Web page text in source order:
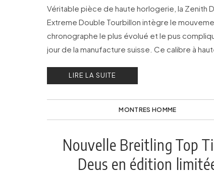
Véritable pièce de haute horlogerie, la Zenith
Extreme Double Tourbillon intègre le
chronographe le plus évolué et le pus
jour de la manufacture suisse. Ce calibre à
collection Defy Extreme à travers deux
LIRE LA SUITE
MONTRES HOMME
Nouvelle Breitling Top
Deus en édition